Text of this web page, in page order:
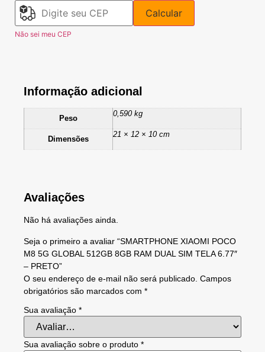
Calcular
Não sei meu CEP
Informação adicional
Peso
0,590 kg
Dimensões
21 × 12 × 10 cm
Avaliações
Não há avaliações ainda.
Seja o primeiro a avaliar “SMARTPHONE XIAOMI POCO
M8 5G GLOBAL 512GB 8GB RAM DUAL SIM TELA 6.77″
– PRETO”
O seu endereço de e-mail não será publicado. Campos
obrigatórios são marcados com *
Sua avaliação *
Sua avaliação sobre o produto *